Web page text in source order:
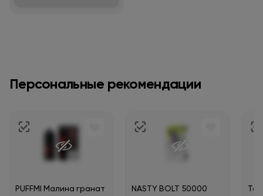
Персональные рекомендации
PUFFMI Малина гранат
NASTY BOLT 50000